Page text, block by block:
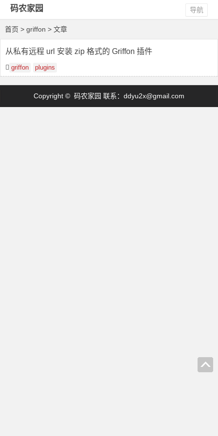
码农家园 导航
首页 > griffon > 文章
从私有远程 url 安装 zip 格式的 Griffon 插件
griffon plugins
Copyright © 码农家园 联系： ddyu2x@gmail.com